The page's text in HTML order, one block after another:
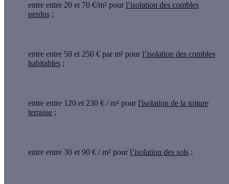
entre entre 20 et 70 €/m² pour l’isolation des combles
perdus ;
entre entre 50 et 250 € par m² pour l’isolation des combles
habitables ;
entre entre 120 et 230 € / m² pour l'isolation de la toiture
terrasse ;
entre entre 30 et 90 € / m² pour l’isolation des sols ;